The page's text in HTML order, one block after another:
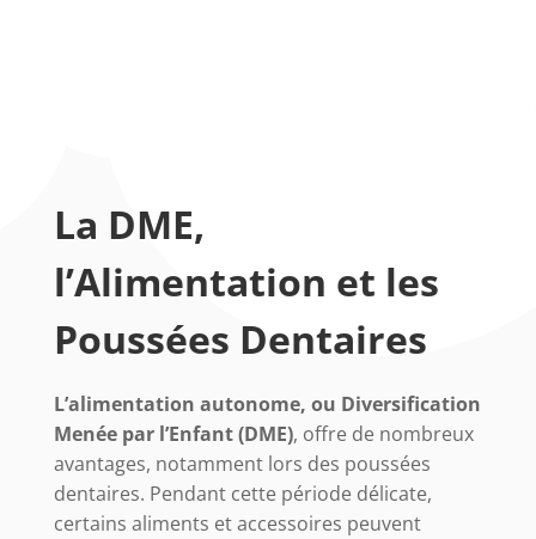
La DME,
l’Alimentation et les
Poussées Dentaires
L’alimentation autonome, ou Diversification
Menée par l’Enfant (DME), offre de nombreux
avantages, notamment lors des poussées
dentaires. Pendant cette période délicate,
certains aliments et accessoires peuvent